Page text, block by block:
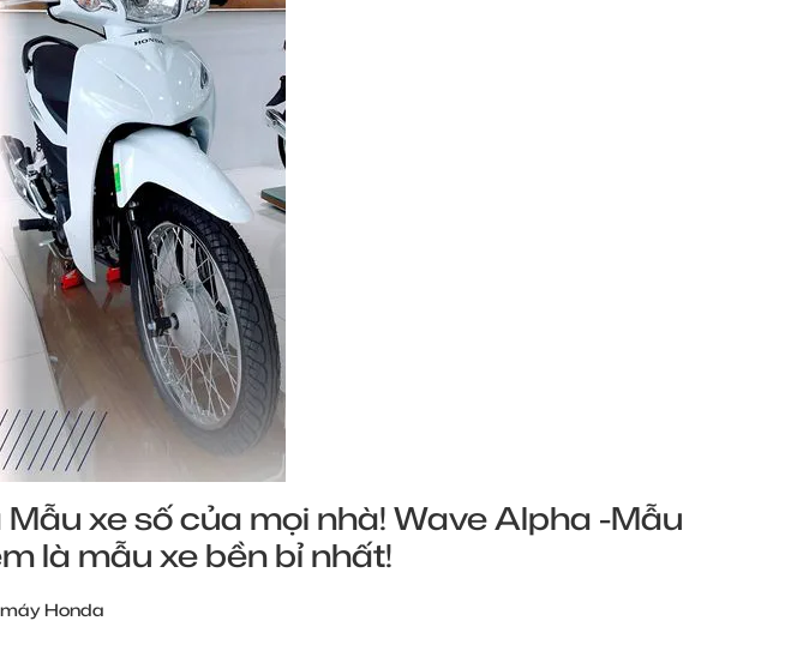
xe số của mọi nhà! Wave Alpha -Mẫu
là mẫu xe bền bỉ nhất!
Honda